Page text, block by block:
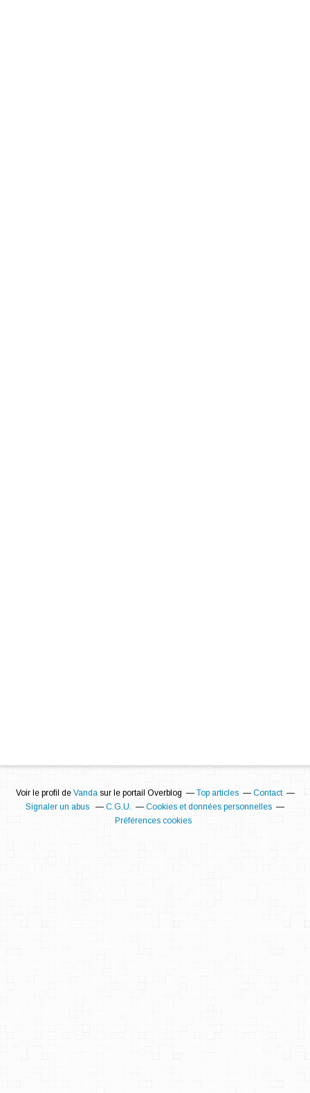
Voir le profil de Vandasur le portail Overblog Top articles
Contact
Signaler un abus
C.G.U.
Cookies et données personnelles
Préférences cookies